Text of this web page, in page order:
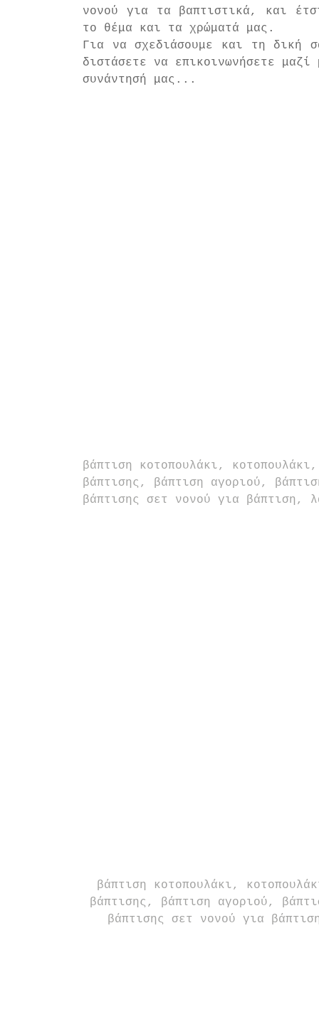
νονού για τα βαπτιστικά, και
το θέμα και τα χρώματά μας.
Για να σχεδιάσουμε και τη δική
διστάσετε να επικοινωνήσετε
συνάντησή μας...
βάπτιση κοτοπουλάκι,
βάπτισης, βάπτιση αγοριού,
βάπτισης σετ νονού για βάπτιση,
βάπτιση κοτοπουλάκι,
βάπτισης, βάπτιση αγοριού,
βάπτισης σετ νονού για